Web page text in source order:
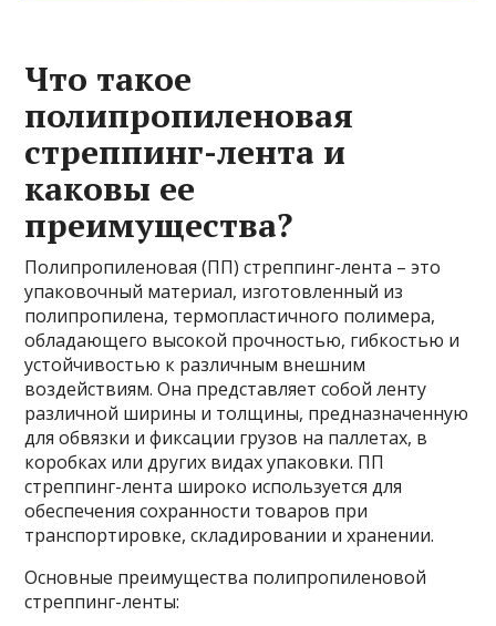
Что такое
полипропиленовая
стреппинг-лента и
каковы ее
преимущества?
Полипропиленовая (ПП) стреппинг-лента – это
упаковочный материал, изготовленный из
полипропилена, термопластичного полимера,
обладающего высокой прочностью, гибкостью и
устойчивостью к различным внешним
воздействиям. Она представляет собой ленту
различной ширины и толщины, предназначенную
для обвязки и фиксации грузов на паллетах, в
коробках или других видах упаковки. ПП
стреппинг-лента широко используется для
обеспечения сохранности товаров при
транспортировке, складировании и хранении.
Основные преимущества полипропиленовой
стреппинг-ленты: